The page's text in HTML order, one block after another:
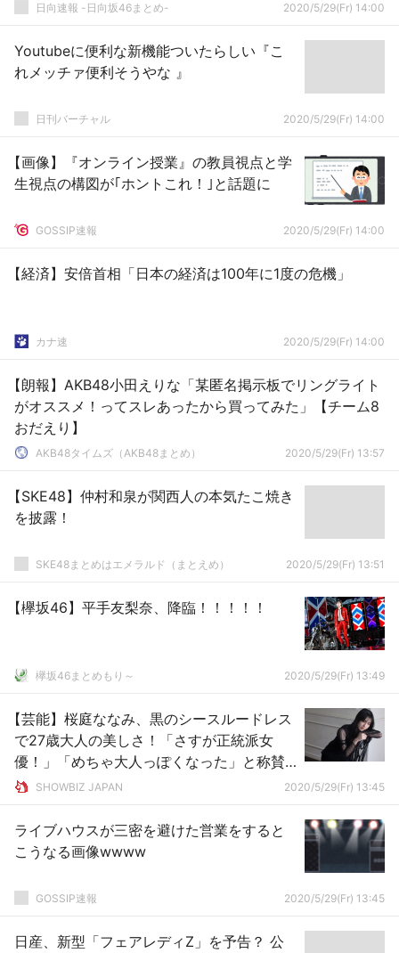
日向速報 -日向坂46まとめ- 2020/5/29(Fr) 14:00
Youtubeに便利な新機能ついたらしい『こ
れメッチァ便利そうやな 』
日刊バーチャル 2020/5/29(Fr) 14:00
【画像】『オンライン授業』の教員視点と学
生視点の構図が｢ホントこれ！｣と話題に
GOSSIP速報 2020/5/29(Fr) 14:00
【経済】安倍首相「日本の経済は100年に1度の危機」
カナ速 2020/5/29(Fr) 14:00
【朗報】AKB48小田えりな「某匿名掲示板でリングライト
がオススメ！ってスレあったから買ってみた」【チーム8
おだえり】
AKB48タイムズ（AKB48まとめ） 2020/5/29(Fr) 13:57
【SKE48】仲村和泉が関西人の本気たこ焼き
を披露！
SKE48まとめはエメラルド（まとえめ） 2020/5/29(Fr) 13:51
【欅坂46】平手友梨奈、降臨！！！！！
欅坂46まとめもり～ 2020/5/29(Fr) 13:49
【芸能】桜庭ななみ、黒のシースルードレス
で27歳大人の美しさ！「さすが正統派女
優！」「めちゃ大人っぽくなった」と称賛
の声SHOWBIZ JAPAN 2020/5/29(Fr) 13:45
ライブハウスが三密を避けた営業をすると
こうなる画像wwww
GOSSIP速報 2020/5/29(Fr) 13:45
日産、新型「フェアレディZ」を予告？ 公